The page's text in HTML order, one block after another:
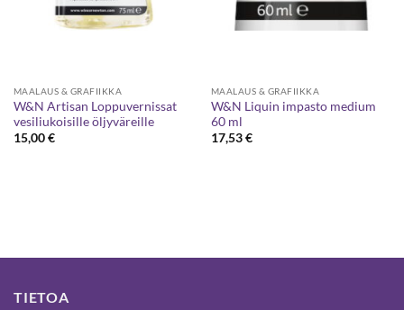
MAALAUS & GRAFIIKKA
W&N Artisan Loppuvernissat
vesiliukoisille öljyväreille
15,00€
MAALAUS & GRAFIIKKA
W&N Liquin impasto medium
60 ml
17,53€
TIETOA